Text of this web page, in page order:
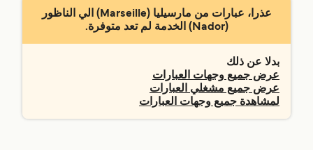
Indonesia
Maroc (FR)
عذرا، عبارات من مارسيليا (Marseille) الي الناظور
(Nador) الخدمة لم تعد متوفرة.
بدلا عن ذلك
عرض جميع وجهات العبارات
عرض جميع مشغلي العبارات
لمشاهدة جميع وجهات العبارات